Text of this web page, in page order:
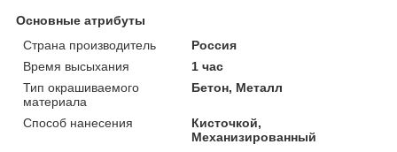
Основные атрибуты
Страна производитель
Россия
Время высыхания
1 час
Тип окрашиваемого
материала
Бетон, Металл
Способ нанесения
Кисточкой,
Механизированный